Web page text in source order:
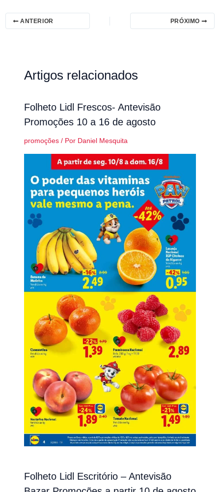
ANTERIOR PRÓXIMO
Artigos relacionados
Folheto Lidl Frescos- Antevisão
Promoções 10 a 16 de agosto
promoções/ Por Daniel Mesquita
Folheto Lidl Escritório – Antevisão